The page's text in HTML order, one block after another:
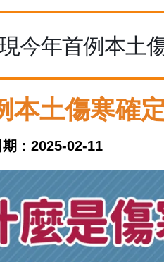
今年首例本土
本土傷寒確
：2025-02-11